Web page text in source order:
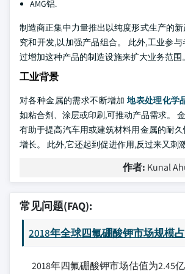
AMG铝.
制造商正集中力量推出以纯度形式生产的
究和开发,以加强产品组合。 此外,工业参
过增加这种产品的制造设施来扩大业务范围。
工业背景
对各种金属的需求不断增加地表处理化学
如粘合剂、涂层或印刷,可推动产品需求。
有助于提高汽车用或建筑材料用金属的耐
增长。 此外,它还起到促进作用,反过来又刺
作者: Kunal
常见问题(FAQ):
2018年全球四氟硼酸钾市场规模
2018年四氟硼酸钾市场估值为2.45